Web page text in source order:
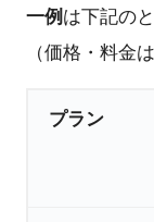
一例は下記の
（価格・料金
プラン